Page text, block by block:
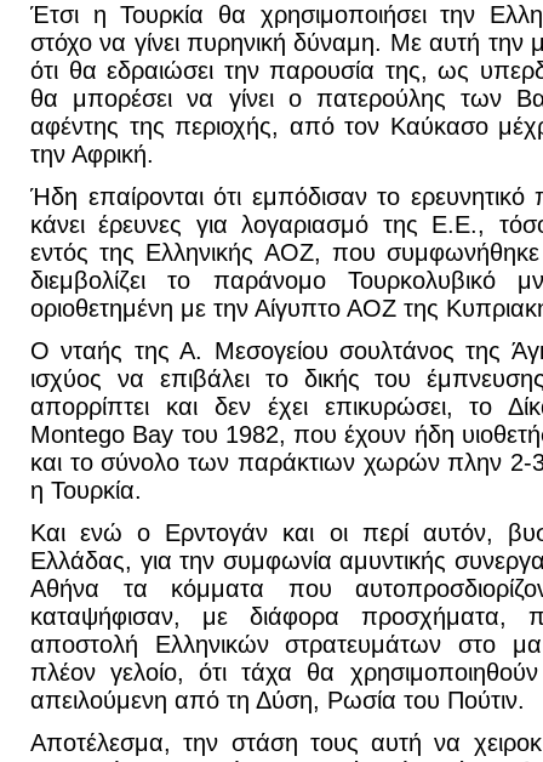
Έτσι η Τουρκία θα χρησιμοποιήσει την
στόχο να γίνει πυρηνική δύναμη. Με αυτή την
ότι θα εδραιώσει την παρουσία της, ως
θα μπορέσει να γίνει ο πατερούλης των
αφέντης της περιοχής, από τον Καύκασο
την Αφρική.
Ήδη επαίρονται ότι εμπόδισαν το
κάνει έρευνες για λογαριασμό της Ε.Ε.,
εντός της Ελληνικής ΑΟΖ, που
διεμβολίζει το παράνομο Τουρκολυβικό
οριοθετημένη με την Αίγυπτο ΑΟΖ της
Ο νταής της Α. Μεσογείου σουλτάνος της
ισχύος να επιβάλει το δικής του
απορρίπτει και δεν έχει επικυρώσει, το
Montego Bay του 1982, που έχουν ήδη
και το σύνολο των παράκτιων χωρών πλην 2-
η Τουρκία.
Και ενώ ο Ερντογάν και οι περί αυτόν,
Ελλάδας, για την συμφωνία αμυντικής
Αθήνα τα κόμματα που
καταψήφισαν, με διάφορα προσχήματα,
αποστολή Ελληνικών στρατευμάτων στο
πλέον γελοίο, ότι τάχα θα
απειλούμενη από τη Δύση, Ρωσία του Πούτιν.
Αποτέλεσμα, την στάση τους αυτή να